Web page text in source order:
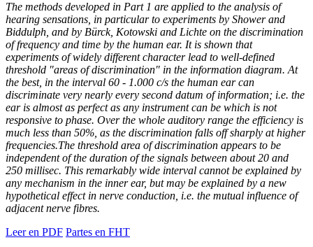
The methods developed in Part 1 are applied to the analysis of
hearing sensations, in particular to experiments by Shower and
Biddulph, and by Bürck, Kotowski and Lichte on the discrimination
of frequency and time by the human ear. It is shown that
experiments of widely different character lead to well-defined
threshold "areas of discrimination" in the information diagram. At
the best, in the interval 60 - 1.000 c/s the human ear can
discriminate very nearly every second datum of information; i.e. the
ear is almost as perfect as any instrument can be which is not
responsive to phase. Over the whole auditory range the efficiency is
much less than 50%, as the discrimination falls off sharply at higher
frequencies.The threshold area of discrimination appears to be
independent of the duration of the signals between about 20 and
250 millisec. This remarkably wide interval cannot be explained by
any mechanism in the inner ear, but may be explained by a new
hypothetical effect in nerve conduction, i.e. the mutual influence of
adjacent nerve fibres.
Leer en PDF Partes en FHT